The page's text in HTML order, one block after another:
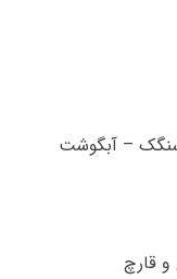
– آبگوشت
قارچ